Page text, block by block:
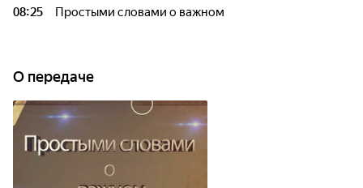
08:25 Простыми словами о важном
О передаче